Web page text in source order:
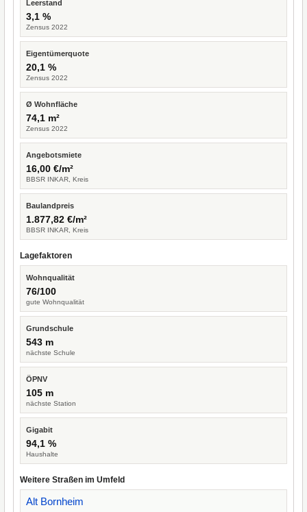
Leerstand
3,1 %
Zensus 2022
Eigentümerquote
20,1 %
Zensus 2022
Ø Wohnfläche
74,1 m²
Zensus 2022
Angebotsmiete
16,00 €/m²
BBSR INKAR, Kreis
Baulandpreis
1.877,82 €/m²
BBSR INKAR, Kreis
Lagefaktoren
Wohnqualität
76/100
gute Wohnqualität
Grundschule
543 m
nächste Schule
ÖPNV
105 m
nächste Station
Gigabit
94,1 %
Haushalte
Weitere Straßen im Umfeld
Alt Bornheim